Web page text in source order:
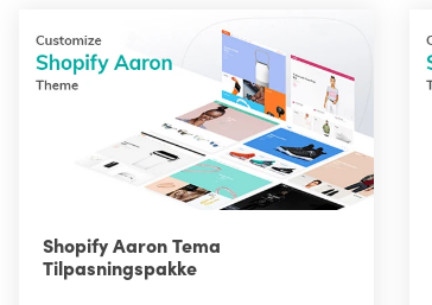
Shopify Aaron Tema
Tilpasningspakke